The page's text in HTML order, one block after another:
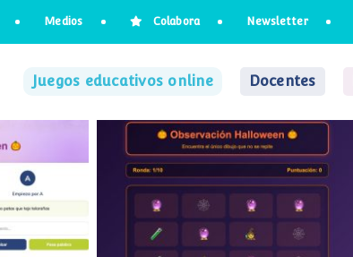
Medios Colabora Newsletter
Juegos educativos online Docentes
Observación Halloween